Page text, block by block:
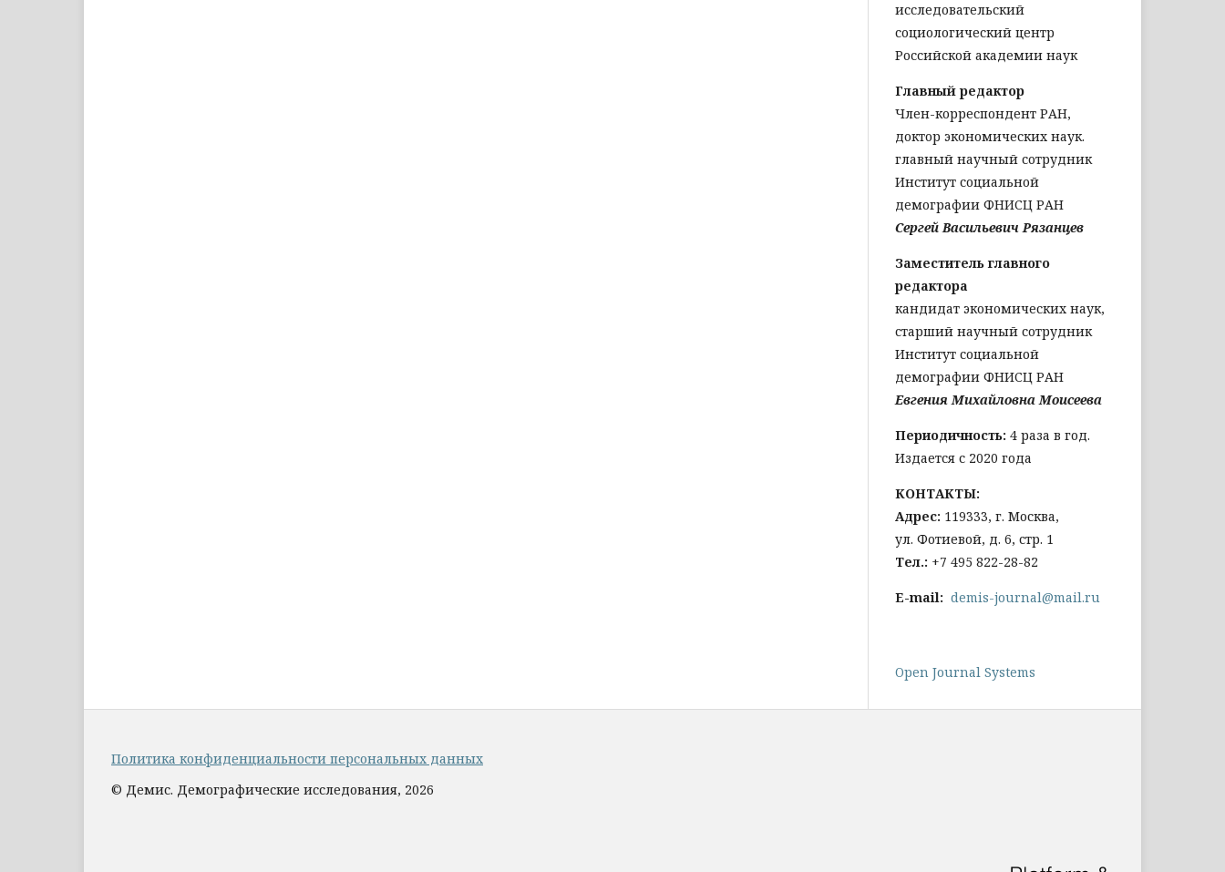
исследовательский
социологический центр
Российской академии наук
Главный редактор
Член-корреспондент РАН,
доктор экономических наук.
главный научный сотрудник
Институт социальной
демографии ФНИСЦ РАН
Сергей Васильевич Рязанцев
Заместитель главного
редактора
кандидат экономических наук,
старший научный сотрудник
Институт социальной
демографии ФНИСЦ РАН
Евгения Михайловна Моисеева
Периодичность: 4 раза в год.
Издается с 2020 года
КОНТАКТЫ:
Адрес: 119333, г. Москва,
ул. Фотиевой, д. 6, стр. 1
Тел.: +7 495 822-28-82
E-mail: demis-journal@mail.ru
Open Journal Systems
Политика конфиденциальности персональных данных
© Демис. Демографические исследования, 2026